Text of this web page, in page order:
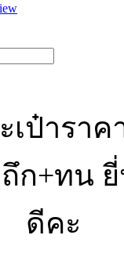
เป๋าราค
ถึก+ทน
ดีคะ